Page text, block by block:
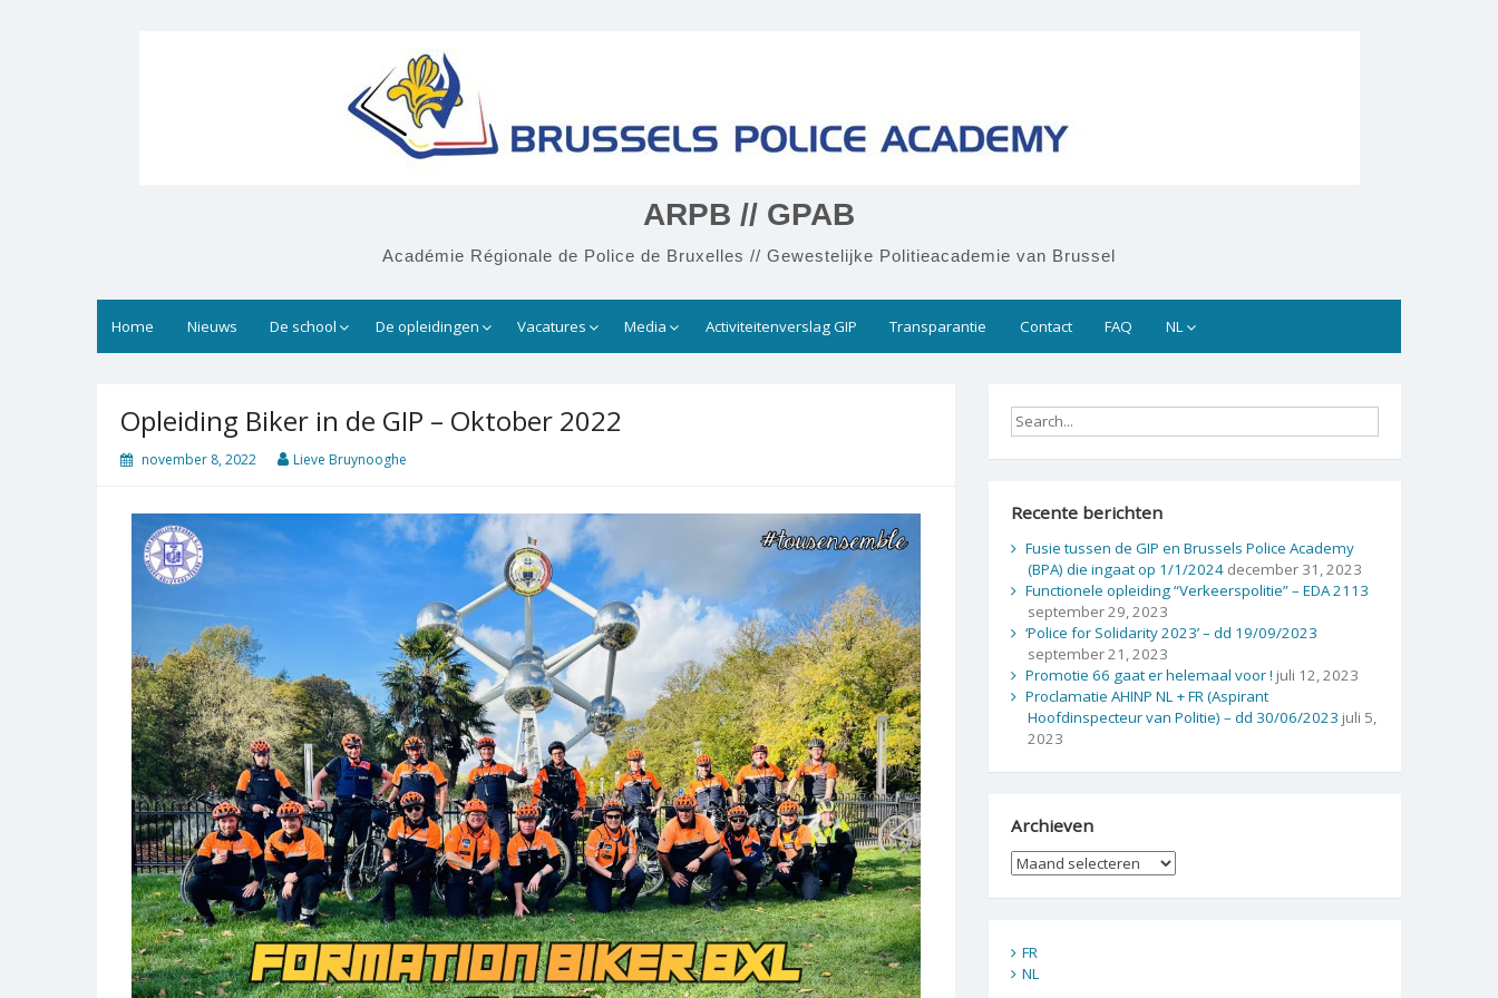
ARPB // GPAB
Académie Régionale de Police de Bruxelles // Gewestelijke Politieacademie van Brussel
Home Nieuws De school De opleidingen Vacatures Media Activiteitenverslag GIP Transparantie Contact FAQ NL
Opleiding Biker in de GIP – Oktober 2022
november 8, 2022 Lieve Bruynooghe
Recente berichten
Fusie tussen de GIP en Brussels Police Academy
(BPA) die ingaat op 1/1/2024 december 31, 2023
Functionele opleiding “Verkeerspolitie” – EDA 2113
september 29, 2023
‘Police for Solidarity 2023’ – dd 19/09/2023
september 21, 2023
Promotie 66 gaat er helemaal voor ! juli 12, 2023
Proclamatie AHINP NL + FR (Aspirant
Hoofdinspecteur van Politie) – dd 30/06/2023 juli 5,
2023
Archieven
FR
NL